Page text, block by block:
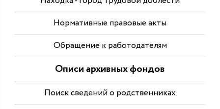
Нормативные правовые акты
Обращение к работодателям
Описи архивных фондов
Поиск сведений о родственниках